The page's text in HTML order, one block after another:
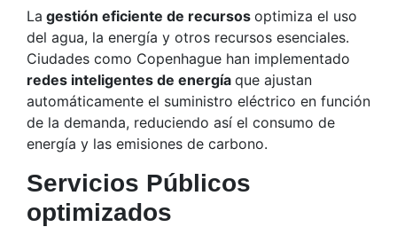
La gestión eficiente de recursos optimiza el uso
del agua, la energía y otros recursos esenciales.
Ciudades como Copenhague han implementado
redes inteligentes de energía que ajustan
automáticamente el suministro eléctrico en función
de la demanda, reduciendo así el consumo de
energía y las emisiones de carbono.
Servicios Públicos
optimizados